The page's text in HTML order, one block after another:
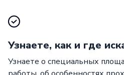
Узнаете, как и где
Узнаете о специальных